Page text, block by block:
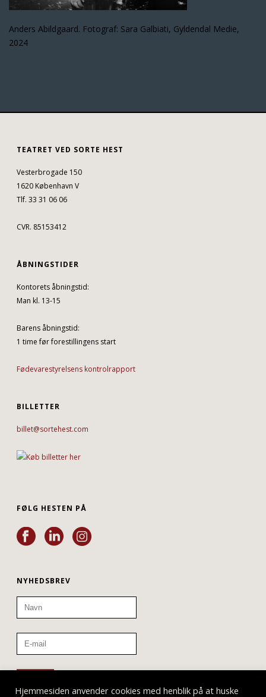
Anders Abildgaard. Fotograf: Sara Galbiati, Gyldendal Medie,
2024
TEATRET VED SORTE HEST
Vesterbrogade 150
1620 København V
Tlf. 33 31 06 06
CVR. 85153412
ÅBNINGSTIDER
Kontorets åbningstid:
Man kl. 13-15
Barens åbningstid:
1 time før forestillingens start
Fødevarestyrelsens kontrolrapport
BILLETTER
billet@sortehest.com
FØLG HESTEN PÅ
NYHEDSBREV
Hjemmesiden anvender cookies med henblik på at huske